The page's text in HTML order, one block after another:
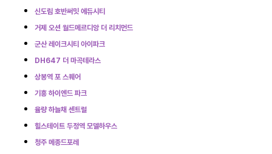
신도림 호반써밋 에듀시티
거제 오션 월드메르디앙 더 리치먼드
군산 레이크시티 아이파크
DH647 더 마곡테라스
상봉역 포 스퀘어
기흥 하이엔드 파크
율량 하늘채 센트럴
힐스테이트 두정역 모델하우스
청주 메종드포레